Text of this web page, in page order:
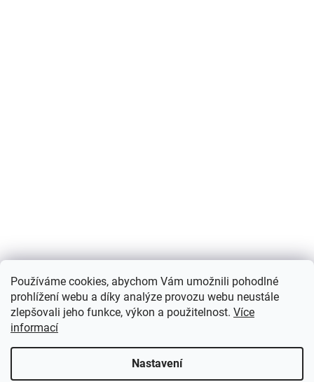
Používáme cookies, abychom Vám umožnili pohodlné
prohlížení webu a díky analýze provozu webu neustále
zlepšovali jeho funkce, výkon a použitelnost. Více
informací
Nastavení